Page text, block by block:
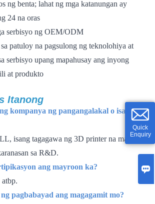

Quick
Enquiry
ng benta; lahat ng mga katanungan ay
24 na oras
serbisyo ng OEM/ODM
patuloy na pagsulong ng teknolohiya at
serbisyo upang mapahusay ang inyong
at produkto
Itanong
kompanya ng pangangalakal o isang
isang tagagawa ng 3D printer na may
sa R&D.
ang mayroon ka?
pagbabayad ang magagamit mo?